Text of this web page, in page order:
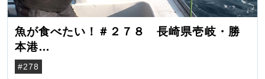
魚が食べたい！＃２７８ 長崎県壱岐・勝
本港
（クロマグロ）
#278